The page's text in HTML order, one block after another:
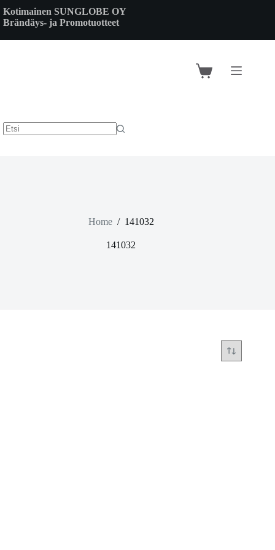
to
content
Kotimainen SUNGLOBE OY
Brändäys- ja Promotuotteet
Shopping
Home / 141032
141032